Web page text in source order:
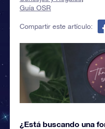
Guía OSR
Compartir este artículo:
¿Está buscando una